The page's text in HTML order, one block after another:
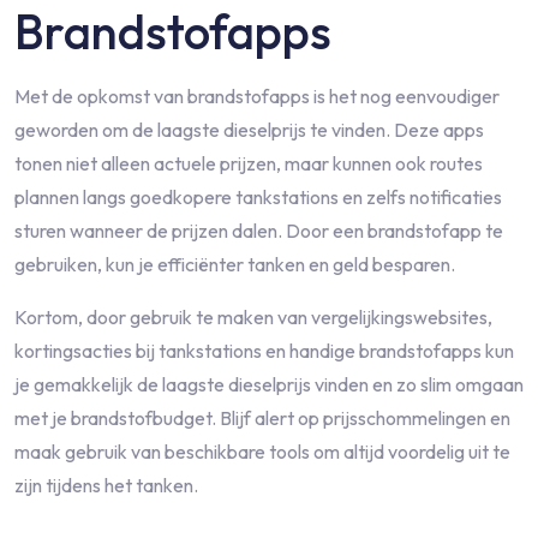
Brandstofapps
Met de opkomst van brandstofapps is het nog eenvoudiger
geworden om de laagste dieselprijs te vinden. Deze apps
tonen niet alleen actuele prijzen, maar kunnen ook routes
plannen langs goedkopere tankstations en zelfs notificaties
sturen wanneer de prijzen dalen. Door een brandstofapp te
gebruiken, kun je efficiënter tanken en geld besparen.
Kortom, door gebruik te maken van vergelijkingswebsites,
kortingsacties bij tankstations en handige brandstofapps kun
je gemakkelijk de laagste dieselprijs vinden en zo slim omgaan
met je brandstofbudget. Blijf alert op prijsschommelingen en
maak gebruik van beschikbare tools om altijd voordelig uit te
zijn tijdens het tanken.